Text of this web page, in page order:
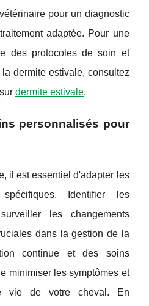
pour un diagnostic
adaptée. Pour une
des protocoles de soin et
dermite estivale, consultez
dermite estivale.
personnalisés pour
il est essentiel d'adapter les
Identifier les
les changements
dans la gestion de la
continue et des soins
minimiser les symptômes et
vie de votre cheval. En